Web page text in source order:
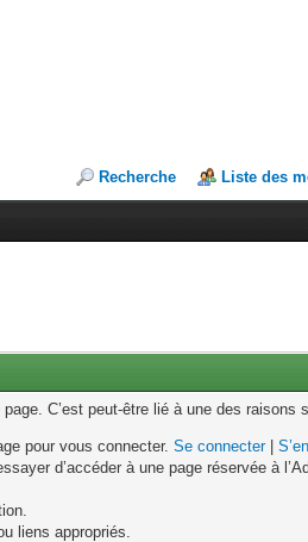
Recherche Liste des
C’est peut-être lié à une des raisons
pour vous connecter.Se connecter|
d’accéder à une page réservée à
liens appropriés.